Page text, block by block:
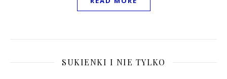
SUKIENKI I NIE TYLKO